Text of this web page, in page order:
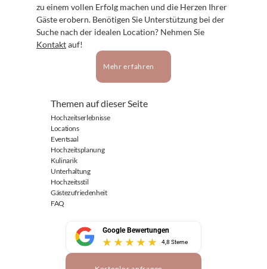
zu einem vollen Erfolg machen und die Herzen Ihrer
Gäste erobern. Benötigen Sie Unterstützung bei der
Kontakt auf!
Mehr erfahren
Themen auf dieser Seite
Hochzeitserlebnisse
Locations
Eventsaal
Hochzeitsplanung
Kulinarik
Unterhaltung
Hochzeitsstil
Gästezufriedenheit
FAQ
Google Bewertungen
4,8 Sterne